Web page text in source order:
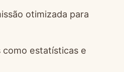
otimizada para
estatísticas e